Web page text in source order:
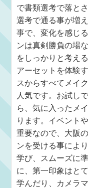
で書類選考で落と
選考で通る事が増
事で、変化を感じ
ンは真剣勝負の場
をしっかりと考え
アーセットを体験
スからすべてメイ
人気です。お試し
ら、気に入ったメ
ります。イベント
重要なので、大阪
ンを受ける事によ
学び、スムーズに
に、第一印象はと
学んだり、カメラ